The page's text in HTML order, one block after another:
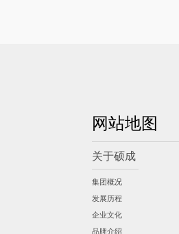
网站地图
关于硕成
集团概况
发展历程
企业文化
品牌介绍